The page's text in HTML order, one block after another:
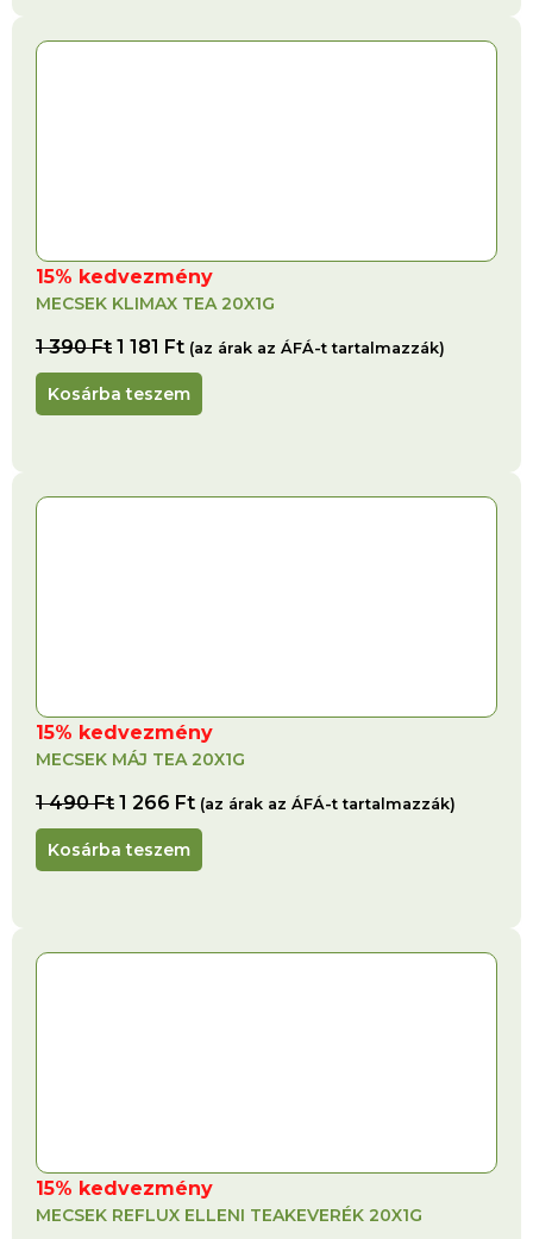
15% kedvezmény
MECSEK KLIMAX TEA 20X1G
1 390Ft 1 181 Ft (az árak az ÁFÁ-t tartalmazzák)
Kosárba teszem
15% kedvezmény
MECSEK MÁJ TEA 20X1G
1 490Ft 1 266 Ft (az árak az ÁFÁ-t tartalmazzák)
Kosárba teszem
15% kedvezmény
MECSEK REFLUX ELLENI TEAKEVERÉK 20X1G